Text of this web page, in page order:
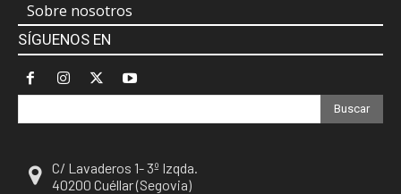
Sobre nosotros
SÍGUENOS EN
Buscar
C/ Lavaderos 1- 3º Izqda.
40200 Cuéllar (Segovia)